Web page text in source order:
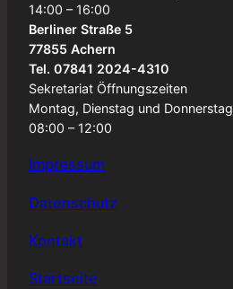
14:00 – 16:00
Berliner Straße 5
77855 Achern
Tel. 07841 2024-4310
Sekretariat Öffnungszeiten
Montag, Dienstag und Donnerstag
08:00 – 12:00
Impressum
Datenschutz
Kontakt
Startseite